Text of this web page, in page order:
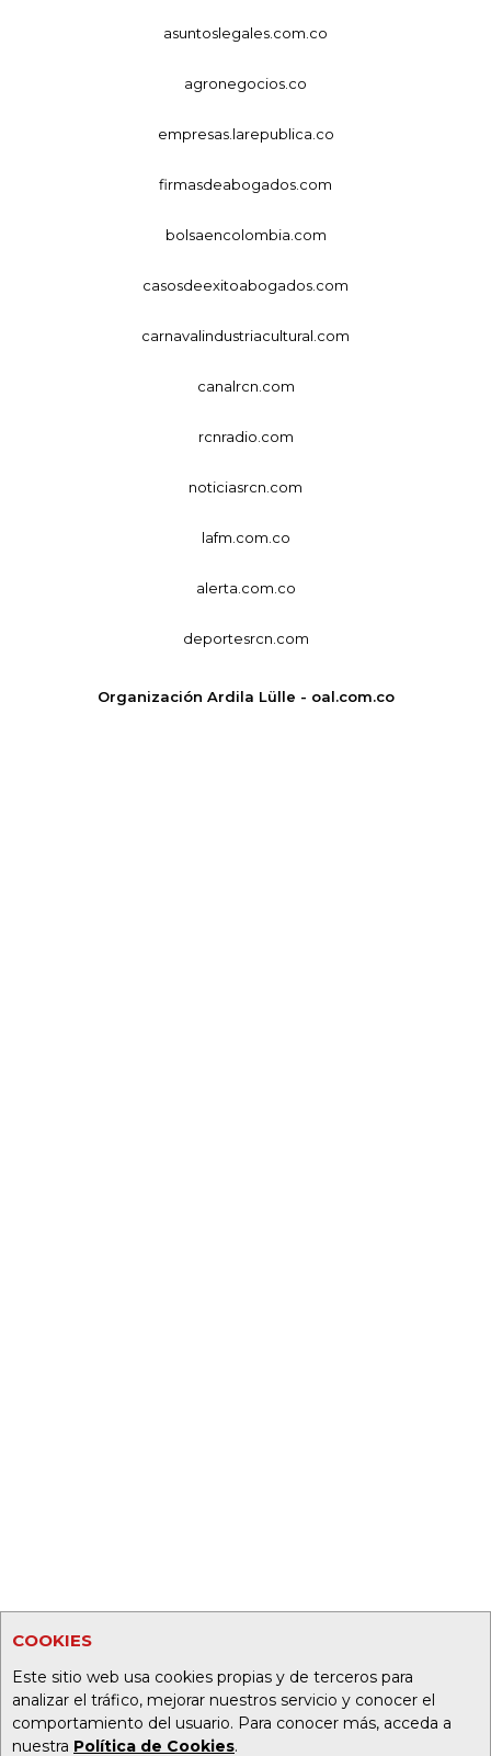
COOKIES
Este sitio web usa cookies propias y de terceros para
analizar el tráfico, mejorar nuestros servicio y conocer el
comportamiento del usuario. Para conocer más, acceda a
nuestra Política de Cookies.
asuntoslegales.com.co
agronegocios.co
empresas.larepublica.co
firmasdeabogados.com
bolsaencolombia.com
casosdeexitoabogados.com
carnavalindustriacultural.com
canalrcn.com
rcnradio.com
noticiasrcn.com
lafm.com.co
alerta.com.co
deportesrcn.com
Organización Ardila Lülle - oal.com.co